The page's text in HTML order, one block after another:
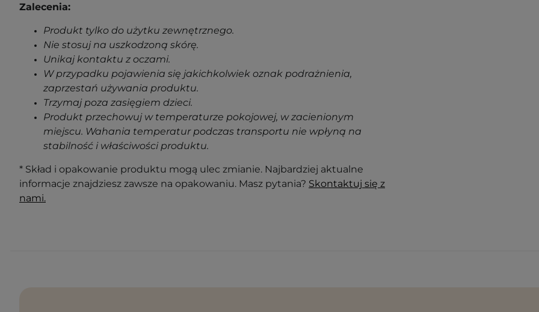
Zalecenia:
Produkt tylko do użytku zewnętrznego.
Nie stosuj na uszkodzoną skórę.
Unikaj kontaktu z oczami.
W przypadku pojawienia się jakichkolwiek oznak podrażnienia,
zaprzestań używania produktu.
Trzymaj poza zasięgiem dzieci.
Produkt przechowuj w temperaturze pokojowej, w zacienionym
miejscu. Wahania temperatur podczas transportu nie wpłyną na
stabilność i właściwości produktu.
* Skład i opakowanie produktu mogą ulec zmianie. Najbardziej aktualne
informacje znajdziesz zawsze na opakowaniu. Masz pytania? Skontaktuj się z
nami.